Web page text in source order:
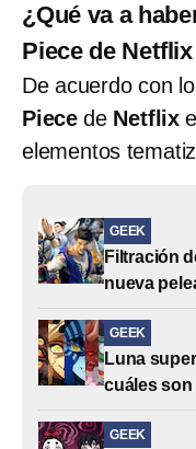
¿Qué va a
Piece de
De acuerdo con
Piece de Netflix
elementos
GEEK
Filtración
nueva
GEEK
Luna
cuáles son
GEEK